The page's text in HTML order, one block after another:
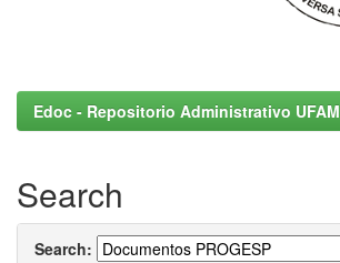
Edoc - Repositorio Administrativo UFAM
Search
Search: